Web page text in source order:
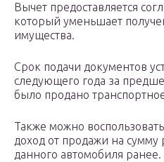
Вычет предоставляется
который уменьшает
имущества.
Срок подачи документов
следующего года за
было продано
Также можно
доход от продажи на сумму
данного автомобиля ранее.